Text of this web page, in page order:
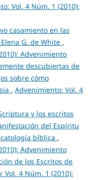
Vol. 4 Núm. 1 (2010):
casamiento en las
G. de White ,
Advenimiento
descubiertas de
sobre cómo
, Advenimiento: Vol. 4
y los escritos
del Espíritu
bíblica ,
Advenimiento
de los Escritos de
Vol. 4 Núm. 1 (2010):